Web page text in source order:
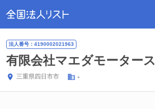
法人番号：4190002021963
有限会社マエダモータース
三重県四日市市 -